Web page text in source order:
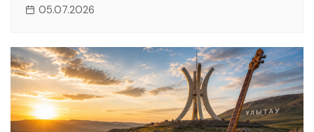
05.07.2026